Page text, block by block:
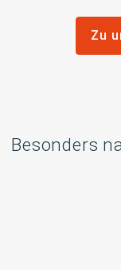
Zu
Besonders